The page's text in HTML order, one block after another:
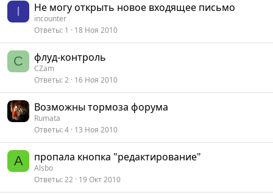
I Не могу открыть новое входящее письмо
incounter
Ответы 1 18 Ноя 2010
C флуд-контроль
CZam
Ответы 2 16 Ноя 2010
Возможны тормоза форума
Rumata
Ответы 4 13 Ноя 2010
A пропала кнопка "редактирование"
Alsbo
Ответы 22 19 Окт 2010